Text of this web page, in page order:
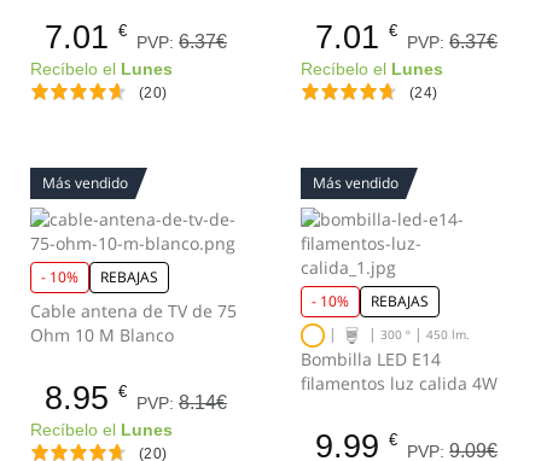
7.01 €
PVP: 6.37€
Recíbelo el Lunes
(20)
7.01 €
PVP: 6.37€
Recíbelo el Lunes
(24)
Más vendido
- 10% REBAJAS
Cable antena de TV de 75
Ohm 10 M Blanco
8.95 €
PVP: 8.14€
Recíbelo el Lunes
(20)
Más vendido
- 10%
REBAJAS
|
| 300 º | 450 lm.
Bombilla LED E14
filamentos luz calida 4W
9.99 €
PVP: 9.09€